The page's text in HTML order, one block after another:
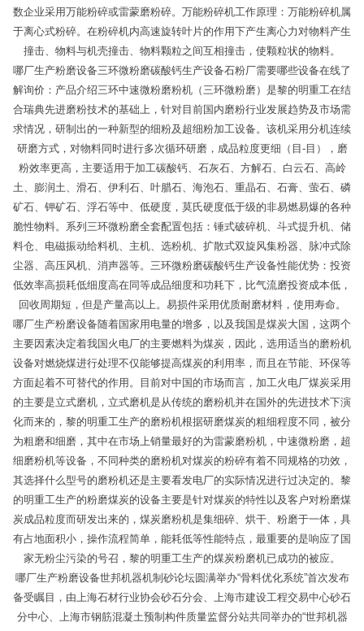
数企业采用万能粉碎或雷蒙磨粉碎。万能粉碎机工作原理：万能粉碎机属
于离心式粉碎。在粉碎机内高速旋转叶片的作用下产生离心力对物料产生
撞击、物料与机壳撞击、物料颗粒之间互相撞击，使颗粒状的物料。
哪厂生产粉磨设备三环微粉磨碳酸钙生产设备石粉厂需要哪些设备在线了
解询价：产品介绍三环中速微粉磨粉机（三环微粉磨）是黎的明重工在结
合瑞典先进磨粉技术的基础上，针对目前国内磨粉行业发展趋势及市场需
求情况，研制出的一种新型的细粉及超细粉加工设备。该机采用分机连续
研磨方式，对物料同时进行多次循环研磨，成品粒度更细（目-目），磨
粉效率更高，主要适用于加工碳酸钙、石灰石、方解石、白云石、高岭
土、膨润土、滑石、伊利石、叶腊石、海泡石、重晶石、石膏、萤石、磷
矿石、钾矿石、浮石等中、低硬度，莫氏硬度低于级的非易燃易爆的各种
脆性物料。系列三环微粉磨全套配置包括：锤式破碎机、斗式提升机、储
料仓、电磁振动给料机、主机、选粉机、扩散式双旋风集粉器、脉冲式除
尘器、高压风机、消声器等。三环微粉磨碳酸钙生产设备性能优势：投资
低效率高损耗低细度高在同等成品细度和功耗下，比气流磨投资成本低，
回收周期短，但是产量高以上。易损件采用优质耐磨材料，使用寿命。
哪厂生产粉磨设备随着国家用电量的增多，以及我国是煤炭大国，这两个
主要因素决定着我国火电厂的主要燃料为煤炭，因此，选用适当的磨粉机
设备对燃烧煤进行处理不仅能够提高煤炭的利用率，而且在节能、环保等
方面起着不可替代的作用。目前对中国的市场而言，加工火电厂煤炭采用
的主要是立式磨机，立式磨机是从传统的磨粉机并在国外的先进技术下演
化而来的，黎的明重工生产的磨粉机根据研磨煤炭的粗细程度不同，被分
为粗磨和细磨，其中在市场上销量最好的为雷蒙磨粉机，中速微粉磨，超
细磨粉机等设备，不同种类的磨粉机对煤炭的粉碎有着不同规格的功效，
其选择什么型号的磨粉机还是主要看发电厂的实际情况进行过决定的。黎
的明重工生产的粉磨煤炭的设备主要是针对煤炭的特性以及客户对粉磨煤
炭成品粒度而研发出来的，煤炭磨粉机是集细碎、烘干、粉磨于一体，具
有占地面积小，操作流程简单，能耗低等性能特点，最重要的是响应了国
家无粉尘污染的号召，黎的明重工生产的煤炭粉磨机已成功的被应。
哪厂生产粉磨设备世邦机器机制砂论坛圆满举办“骨料优化系统”首次发布
备受瞩目，由上海石材行业协会砂石分会、上海市建设工程交易中心砂石
分中心、上海市钢筋混凝土预制构件质量监督分站共同举办的“世邦机器